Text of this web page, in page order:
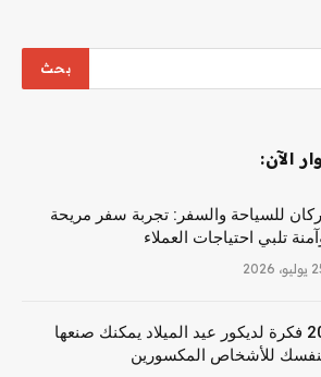
الآن:
للسياحة والسفر: تجربة سفر مريحة
تلبي احتياجات العملاء
2026
20 فكرة لديكور عيد الميلاد يمكنك صنعها
للأشخاص المكسورين